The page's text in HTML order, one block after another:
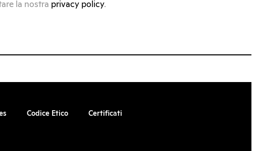
la nostra privacy policy.
Codice Etico Certificati